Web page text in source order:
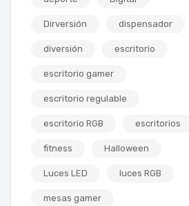
Dirversión dispensador
diversión escritorio
escritorio gamer
escritorio regulable
escritorio RGB escritorios
fitness Halloween
Luces LED luces RGB
mesas gamer